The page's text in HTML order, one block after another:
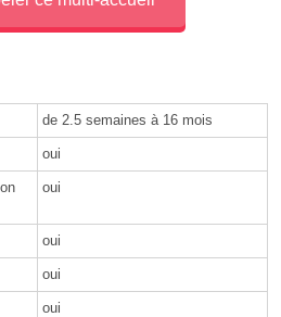
de 2.5 semaines à 16 mois
oui
oui
oui
oui
oui